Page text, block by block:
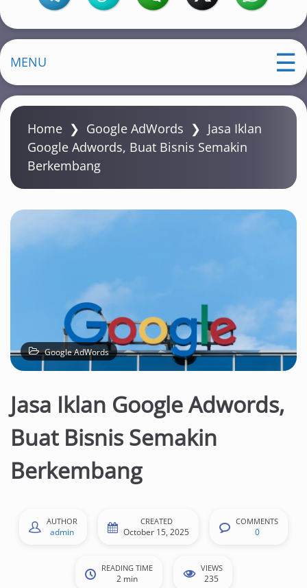
MENU
Home ❯ Google AdWords ❯ Jasa Iklan
Google Adwords, Buat Bisnis Semakin
Berkembang
Google AdWords
Jasa Iklan Google Adwords,
Buat Bisnis Semakin
Berkembang
AUTHOR
admin
CREATED
October 15, 2025
COMMENTS
0
READING TIME
2 min
VIEWS
235